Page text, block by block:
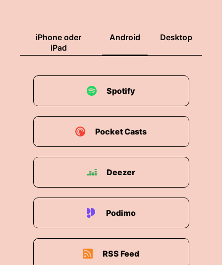
iPhone oder
iPad
Android Desktop
Spotify
Pocket Casts
Deezer
Podimo
RSS Feed